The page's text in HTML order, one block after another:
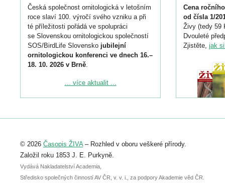
Česká společnost ornitologická v letošním
roce slaví 100. výročí svého vzniku a při
té příležitosti pořádá ve spolupráci
se Slovenskou ornitologickou společností
SOS/BirdLife Slovensko jubilejní
ornitologickou konferenci ve dnech 16.–
18. 10. 2026 v Brně.
Podrobnější informace ke konferenci
Registrovat se můžete do 6. září.
abstraktu přihlášené přednášky nebo
posteru je už 30. června.
... více aktualit ...
Cena
od čísla 1/
Živy (tedy 59
Dvouleté
Zjistěte, jak
© 2026 Časopis ŽIVA– Rozhled v oboru veškeré přírody.
Založil roku 1853 J. E. Purkyně.
Vydává Nakladatelství Academia,
Středisko společných činností AV ČR, v. v. i., za podpory Akademie věd ČR.